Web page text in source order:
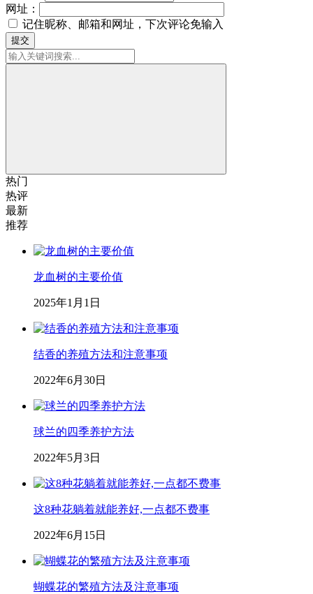
网址：
记住昵称、邮箱和网址，下次评论免输入
提交
热门
热评
最新
推荐
龙血树的主要价值
2025年1月1日
结香的养殖方法和注意事项
2022年6月30日
球兰的四季养护方法
2022年5月3日
这8种花躺着就能养好,一点都不费事
2022年6月15日
蝴蝶花的繁殖方法及注意事项